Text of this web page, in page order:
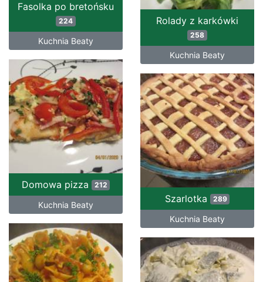
Fasolka po bretońsku
224
Kuchnia Beaty
Rolady z karkówki
258
Kuchnia Beaty
Domowa pizza 212
Kuchnia Beaty
Szarlotka 289
Kuchnia Beaty